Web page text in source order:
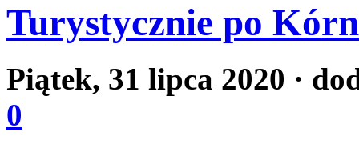
Turystycznie po
Piątek, 31 lipca 2020 ·
0